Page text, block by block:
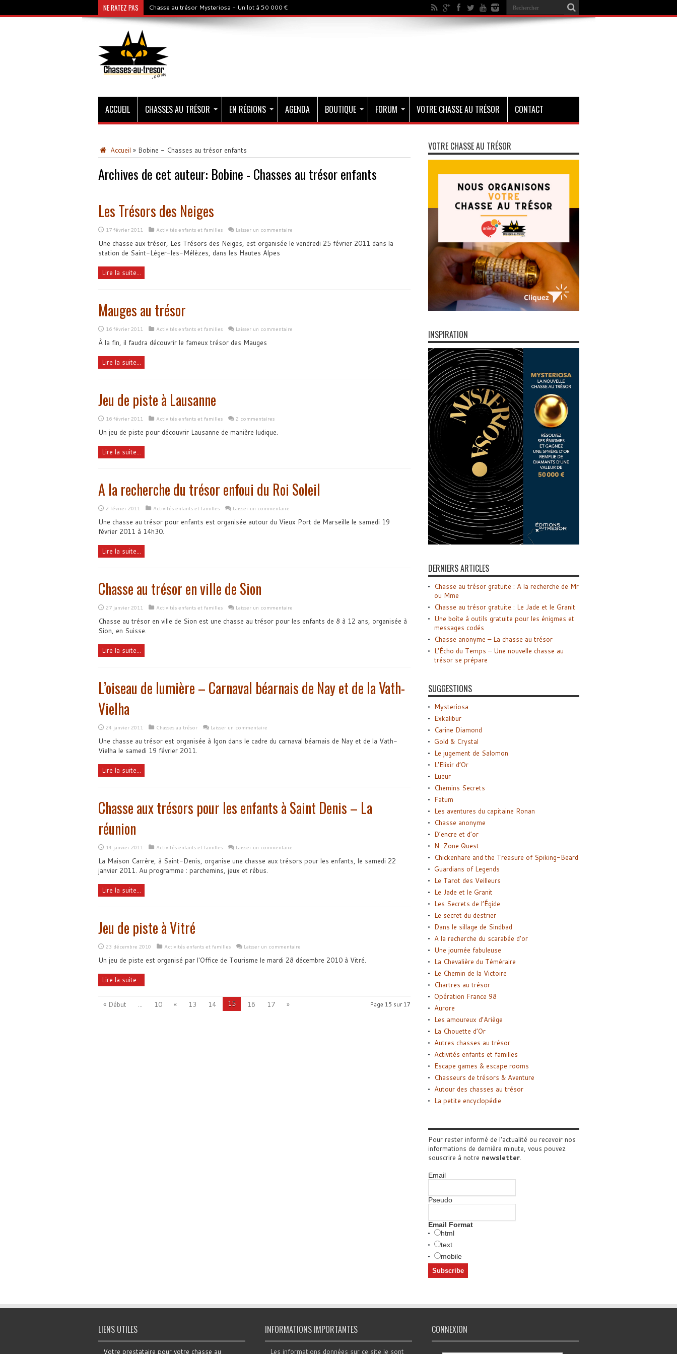
NE RATEZ PAS Chasse au trésor Mysteriosa - Un lot à 50 000 €
ACCUEIL CHASSES AU TRÉSOR EN RÉGIONS AGENDA BOUTIQUE FORUM VOTRE CHASSE AU TRÉSOR CONTACT
Accueil » Bobine - Chasses au trésor enfants
Archives de cet auteur: Bobine - Chasses au trésor enfants
Les Trésors des Neiges
17 février 2011 Activités enfants et familles Laisser un commentaire
Une chasse aux trésor, Les Trésors des Neiges, est organisée le vendredi 25 février 2011 dans la
station de Saint-Léger-les-Mélèzes, dans les Hautes Alpes
Lire la suite...
Mauges au trésor
16 février 2011 Activités enfants et familles Laisser un commentaire
À la fin, il faudra découvrir le fameux trésor des Mauges
Lire la suite...
Jeu de piste à Lausanne
16 février 2011 Activités enfants et familles 2 commentaires
Un jeu de piste pour découvrir Lausanne de manière ludique.
Lire la suite...
A la recherche du trésor enfoui du Roi Soleil
2 février 2011 Activités enfants et familles Laisser un commentaire
Une chasse au trésor pour enfants est organisée autour du Vieux Port de Marseille le samedi 19
février 2011 à 14h30.
Lire la suite...
Chasse au trésor en ville de Sion
27 janvier 2011 Activités enfants et familles Laisser un commentaire
Chasse au trésor en ville de Sion est une chasse au trésor pour les enfants de 8 à 12 ans, organisée à
Sion, en Suisse.
Lire la suite...
L’oiseau de lumière – Carnaval béarnais de Nay et de la Vath-
Vielha
24 janvier 2011 Chasses au trésor Laisser un commentaire
Une chasse au trésor est organisée à Igon dans le cadre du carnaval béarnais de Nay et de la Vath-
Vielha le samedi 19 février 2011.
Lire la suite...
Chasse aux trésors pour les enfants à Saint Denis – La
réunion
14 janvier 2011 Activités enfants et familles Laisser un commentaire
La Maison Carrère, à Saint-Denis, organise une chasse aux trésors pour les enfants, le samedi 22
janvier 2011. Au programme : parchemins, jeux et rébus.
Lire la suite...
Jeu de piste à Vitré
23 décembre 2010 Activités enfants et familles Laisser un commentaire
Un jeu de piste est organisé par l'Office de Tourisme le mardi 28 décembre 2010 à Vitré.
Lire la suite...
Page 15 sur 17
« Début ... 10 « 13 14 15 16 17 »
VOTRE CHASSE AU TRÉSOR
INSPIRATION
DERNIERS ARTICLES
Chasse au trésor gratuite : A la recherche de Mr
ou Mme
Chasse au trésor gratuite : Le Jade et le Granit
Une boîte à outils gratuite pour les énigmes et
messages codés
Chasse anonyme – La chasse au trésor
L’Écho du Temps – Une nouvelle chasse au
trésor se prépare
SUGGESTIONS
Mysteriosa
Exkalibur
Carine Diamond
Gold & Crystal
Le jugement de Salomon
L’Elixir d’Or
Lueur
Chemins Secrets
Fatum
Les aventures du capitaine Ronan
Chasse anonyme
D’encre et d’or
N-Zone Quest
Chickenhare and the Treasure of Spiking-Beard
Guardians of Legends
Le Tarot des Veilleurs
Le Jade et le Granit
Les Secrets de l’Égide
Le secret du destrier
Dans le sillage de Sindbad
A la recherche du scarabée d’or
Une journée fabuleuse
La Chevalière du Téméraire
Le Chemin de la Victoire
Chartres au trésor
Opération France 98
Aurore
Les amoureux d’Ariège
La Chouette d’Or
Autres chasses au trésor
Activités enfants et familles
Escape games & escape rooms
Chasseurs de trésors & Aventure
Autour des chasses au trésor
La petite encyclopédie
Pour rester informé de l'actualité ou recevoir nos
informations de dernière minute, vous pouvez
souscrire à notre newsletter.
Email
Pseudo
Email Format
html
text
mobile
LIENS UTILES
Votre prestataire pour votre chasse au
INFORMATIONS IMPORTANTES
Les informations données sur ce site le sont
CONNEXION